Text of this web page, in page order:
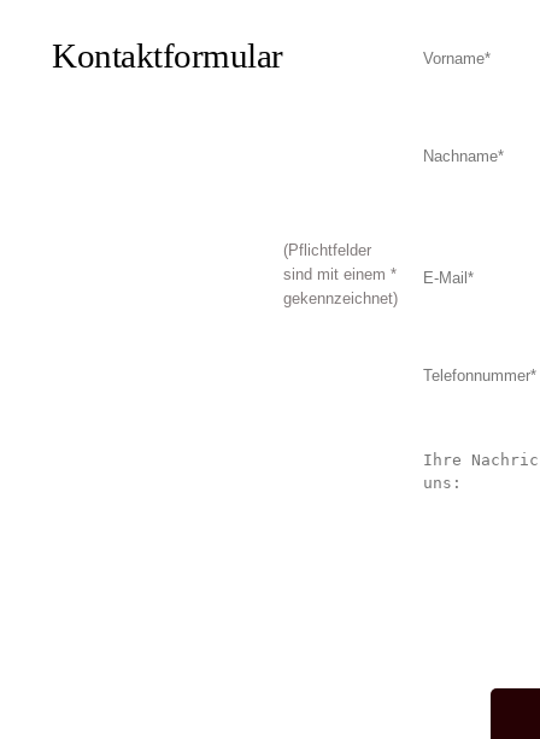
Kontaktformular
(Pflichtfelder
sind mit einem *
gekennzeichnet)